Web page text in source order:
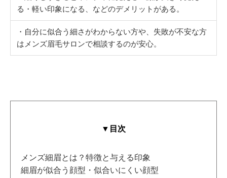
る・軽い印象になる、などのデメリットがある。
・自分に似合う細さがわからない方や、失敗が不安な方
はメンズ眉毛サロンで相談するのが安心。
▼目次
メンズ細眉とは？特徴と与える印象
細眉が似合う顔型・似合いにくい顔型